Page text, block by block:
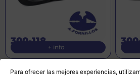
Para ofrecer las mejores experiencias,
300-118
+ info